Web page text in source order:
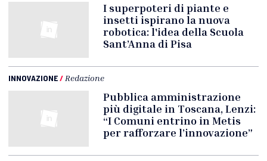
I superpoteri di piante e
insetti ispirano la nuova
robotica: l'idea della Scuola
Sant’Anna di Pisa
INNOVAZIONE/ Redazione
Pubblica amministrazione
più digitale in Toscana, Lenzi:
“I Comuni entrino in Metis
per rafforzare l’innovazione”